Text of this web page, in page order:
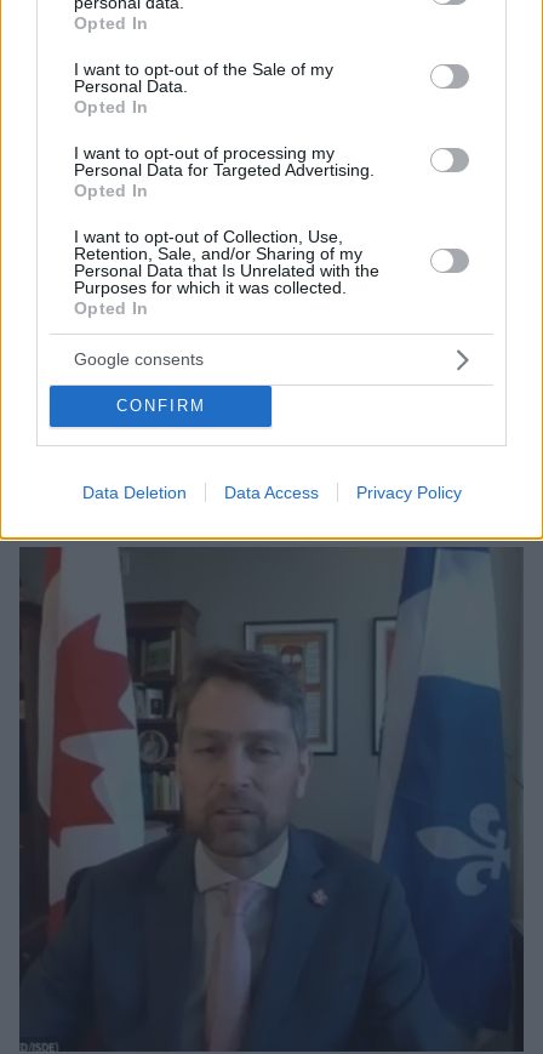
grant or deny consent to Google and its third-party tags to
use your data for below specified purposes in below Google
consent section.
Opted In
I want to opt-out of the Sale of my
Personal Data.
Opted In
I want to opt-out of processing my
Personal Data for Targeted Advertising.
Opted In
I want to opt-out of Collection, Use,
Retention, Sale, and/or Sharing of my
Personal Data that Is Unrelated with the
Purposes for which it was collected.
Opted In
Google consents
CONFIRM
Data Deletion Data Access Privacy Policy
Καναδάς: Ποιος κρύβεται πίσω από τη διαρροή του
πιπεράτου υλικού με τον γυμνό πολιτικό;
Διεξάγεται έρευνα για να εντοπιστεί το άτομο που
Έιμος με αδαμιαία περιβολή